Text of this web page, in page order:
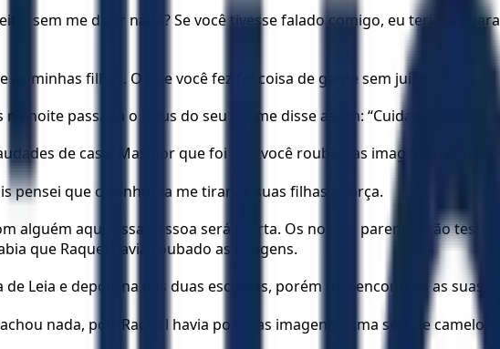
sem me dizer nada? Se você tivesse falado comigo, eu teria
as minhas filhas. O que você fez foi coisa de gente sem juízo.
noite passada o Deus do seu pai me disse assim: “Cuidado! Não faça
de casa. Mas por que foi que você roubou as imagens dos
pensei que o senhor ia me tirar as suas filhas à força.
alguém aqui, essa pessoa será morta. Os nossos parentes são
que Raquel havia roubado as imagens.
de Leia e depois na das duas escravas, porém não encontrou as suas
nada, pois Raquel havia posto as imagens numa sela de camelo